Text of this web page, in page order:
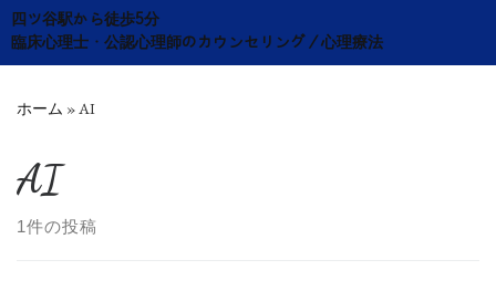
Skip
to
content
四ツ谷駅から徒歩5分
臨床心理士・公認心理師のカウンセリング／心理療法
ホーム »AI
AI
1件の投稿